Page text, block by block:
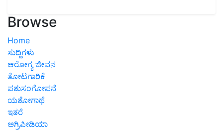
Browse
Home
ಸುದ್ದಿಗಳು
ಆರೋಗ್ಯ ಜೀವನ
ತೋಟಗಾರಿಕೆ
ಪಶುಸಂಗೋಪನೆ
ಯಶೋಗಾಥೆ
ಇತರೆ
ಅಗ್ರಿಪೀಡಿಯಾ